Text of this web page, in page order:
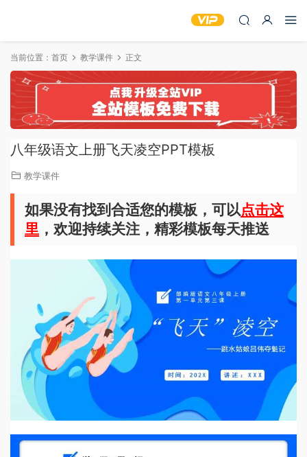
当前位置： 首页 教学课件 正文
八年级语文上册飞天凌空PPT模板
教学课件
如果没有找到合适您的模板，可以点击这
里 ，欢迎持续关注，精彩模板每天推送